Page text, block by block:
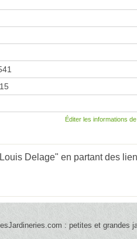
Éditer les informations
Delage" en partant des
LesJardineries.com : petites et grandes